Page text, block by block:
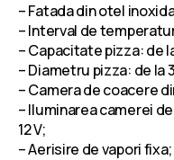
– Fatada din otel
– Interval de
– Capacitate pizza: de
– Diametru pizza: de la
– Camera de coacere
– Iluminarea camerei
12 V;
– Aerisire de vapori fixa;